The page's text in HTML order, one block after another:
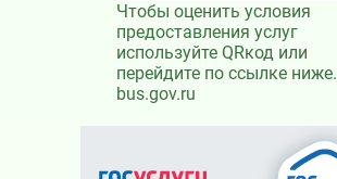
Чтобы оценить условия
предоставления услуг
используйте QRкод или
перейдите по ссылке ниже.
bus.gov.ru